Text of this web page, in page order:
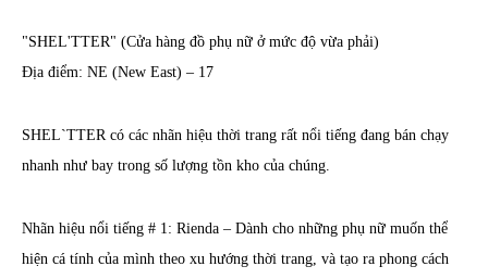
"SHEL'TTER" (Cửa hàng đồ phụ nữ ở mức độ vừa phải)
Địa điểm: NE (New East) – 17
SHEL`TTER có các nhãn hiệu thời trang rất nổi tiếng đang bán chạy
nhanh như bay trong số lượng tồn kho của chúng.
Nhãn hiệu nổi tiếng # 1: Rienda – Dành cho những phụ nữ muốn thể
hiện cá tính của mình theo xu hướng thời trang, và tạo ra phong cách